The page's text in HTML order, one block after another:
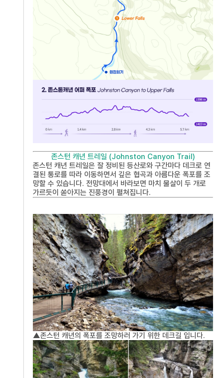
존스턴 캐년 트레일 (Johnston Canyon Trail)
존스턴 캐년 트레일은 잘 정비된 등산로와 구간마다 데크로 연
결된 통로를 따라 이동하면서 깊은 협곡과 아름다운 폭포를 조
망할 수 있습니다. 전망대에서 바라보면 마치 물살이 두 개로
가르듯이 쏟아지는 진풍경이 펼쳐집니다.
▲존스턴 캐년의 폭포를 조망하러 가기 위한 데크길 입니다.